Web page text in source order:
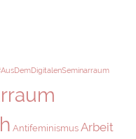
Antifeminismus Arbeit